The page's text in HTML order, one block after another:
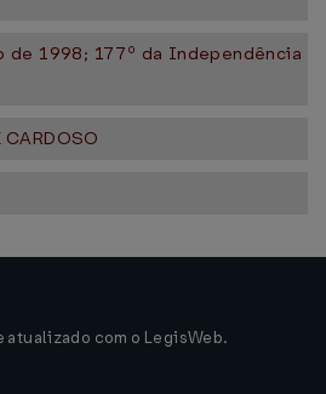
de 1998; 177º da Independência
CARDOSO
com o LegisWeb.